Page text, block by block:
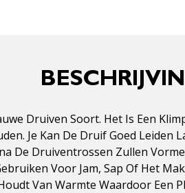
Druiven Soort. Het Is Een
Je Kan De Druif Goed
De Druiventrossen Zullen
Voor Jam, Sap Of Het
Van Warmte Waardoor Een